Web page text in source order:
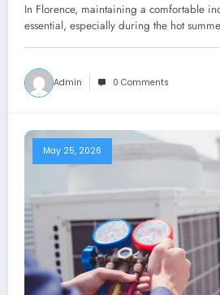
In Florence, maintaining a comfortable
essential, especially during the hot
Admin 0 Comments
May 25, 2026